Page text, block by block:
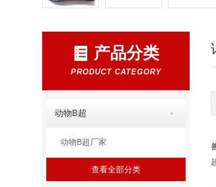
产品分类
PRODUCT CATEGORY
动物B超
动物B超厂家
查看全部分类